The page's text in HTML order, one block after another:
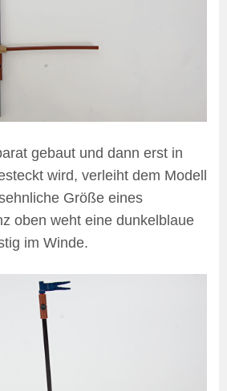
gebaut und dann erst in
wird, verleiht dem Modell
Größe eines
oben weht eine dunkelblaue
im Winde.